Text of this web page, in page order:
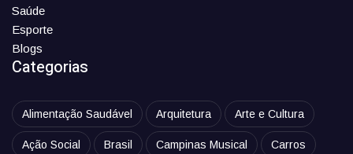
Saúde
Esporte
Blogs
Categorias
Alimentação Saudável Arquitetura Arte e Cultura
Ação Social Brasil Campinas Musical Carros